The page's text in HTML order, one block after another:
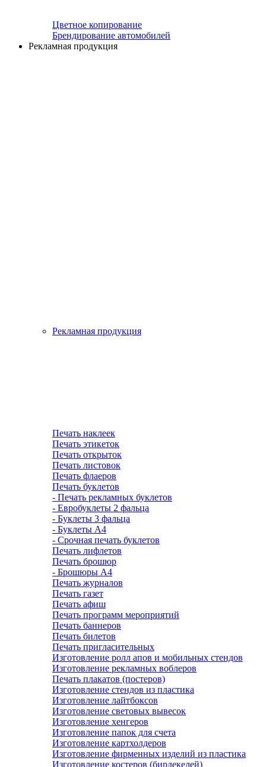
Цветное копирование
Брендирование автомобилей
Рекламная продукция
Рекламная продукция
Печать наклеек
Печать этикеток
Печать открыток
Печать листовок
Печать флаеров
Печать буклетов
- Печать рекламных буклетов
- Евробуклеты 2 фальца
- Буклеты 3 фальца
- Буклеты А4
- Срочная печать буклетов
Печать лифлетов
Печать брошюр
- Брошюры А4
Печать журналов
Печать газет
Печать афиш
Печать программ мероприятий
Печать баннеров
Печать билетов
Печать пригласительных
Изготовление ролл апов и мобильных стендов
Изготовление рекламных воблеров
Печать плакатов (постеров)
Изготовление стендов из пластика
Изготовление лайтбоксов
Изготовление световых вывесок
Изготовление хенгеров
Изготовление папок для счета
Изготовление картхолдеров
Изготовление фирменных изделий из пластика
Изготовление костеров (бирдекелей)